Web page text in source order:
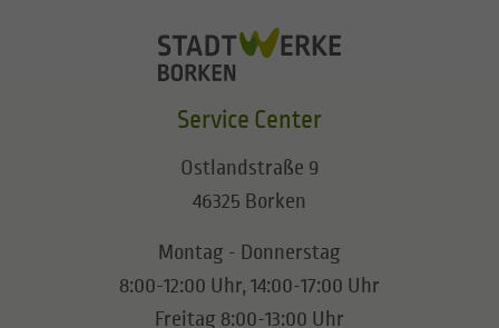
Service Center
Ostlandstraße 9
46325 Borken
Montag - Donnerstag
8:00-12:00 Uhr, 14:00-17:00 Uhr
Freitag 8:00-13:00 Uhr